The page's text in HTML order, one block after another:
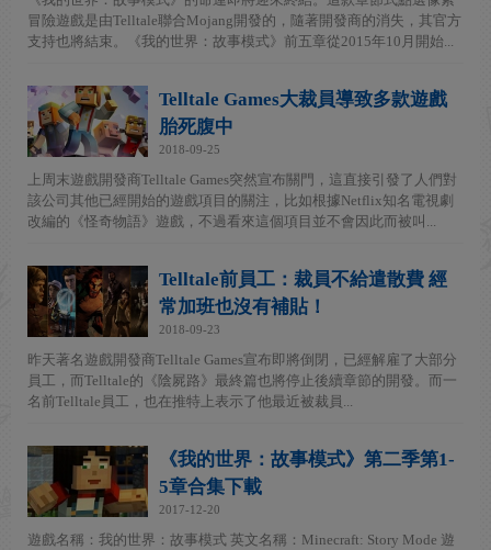
冒險遊戲是由Telltale聯合Mojang開發的，隨著開發商的消失，其官方
支持也將結束。《我的世界：故事模式》前五章從2015年10月開始...
Telltale Games大裁員導致多款遊戲
胎死腹中
2018-09-25
上周末遊戲開發商Telltale Games突然宣布關門，這直接引發了人們對
該公司其他已經開始的遊戲項目的關注，比如根據Netflix知名電視劇
改編的《怪奇物語》遊戲，不過看來這個項目並不會因此而被叫...
Telltale前員工：裁員不給遣散費 經
常加班也沒有補貼！
2018-09-23
昨天著名遊戲開發商Telltale Games宣布即將倒閉，已經解雇了大部分
員工，而Telltale的《陰屍路》最終篇也將停止後續章節的開發。而一
名前Telltale員工，也在推特上表示了他最近被裁員...
《我的世界：故事模式》第二季第1-
5章合集下載
2017-12-20
遊戲名稱：我的世界：故事模式 英文名稱：Minecraft: Story Mode 遊